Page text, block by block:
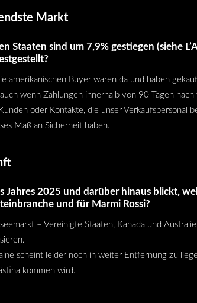
Markt
Staaten sind um 7,9% gestiegen (siehe
amerikanischen Buyer waren da und haben
wenn Zahlungen innerhalb von 90 Tagen
oder Kontakte, die unser Verkaufspersonal
Maß an Sicherheit haben.
Jahres 2025 und darüber hinaus blickt,
und für Marmi Rossi?
– Vereinigte Staaten, Kanada und
scheint leider noch in weiter Entfernung zu
kommen wird.